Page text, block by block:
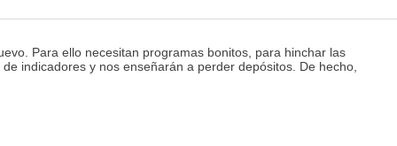
Para ello necesitan programas bonitos, para hinchar las
indicadores y nos enseñarán a perder depósitos. De hecho,